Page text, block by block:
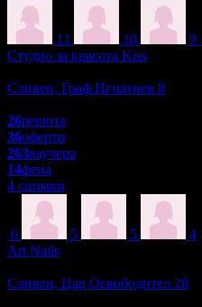
11 10 9
Студио за красота Kiss
Сливен, Граф Игнатиев 8
26ревюта
36оферти
263ваучера
14фена
4 снимки
6 5 5
4
Art Nails
Сливен, Цар Освободител 28